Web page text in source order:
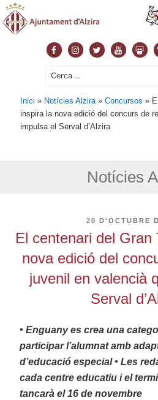
FacebookInstagram
TwitterYoutube
Cerca:
Inici » Notícies Alzira »Concursos »
inspira la nova edició del concurs de
impulsa el Serval d’Alzira
Notícies
PUBLICAT
20 D'OCTUBRE
El centenari del Gran
nova edició del
juvenil en valencià
Serval
• Enguany es crea una
participar l’alumnat amb
d’educació especial • Les
cada centre educatiu i el
tancarà el 16 de novembre